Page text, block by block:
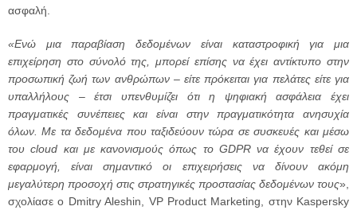
ασφαλή.
«Ενώ μια παραβίαση δεδομένων είναι καταστροφική για μια
επιχείρηση στο σύνολό της, μπορεί επίσης να έχει αντίκτυπο στην
προσωπική ζωή των ανθρώπων – είτε πρόκειται για πελάτες είτε για
υπαλλήλους – έτσι υπενθυμίζει ότι η ψηφιακή ασφάλεια έχει
πραγματικές συνέπειες και είναι στην πραγματικότητα ανησυχία
όλων. Με τα δεδομένα που ταξιδεύουν τώρα σε συσκευές και μέσω
του cloud και με κανονισμούς όπως το GDPR να έχουν τεθεί σε
εφαρμογή, είναι σημαντικό οι επιχειρήσεις να δίνουν ακόμη
μεγαλύτερη προσοχή στις στρατηγικές προστασίας δεδομένων τους»,
σχολίασε ο Dmitry Aleshin, VP Product Marketing, στην Kaspersky